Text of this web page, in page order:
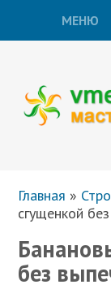
МЕНЮ
Главная »
сгущенкой
без